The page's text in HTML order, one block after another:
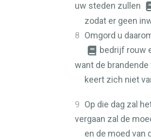
uw steden zullen
zodat er geen
8 Omgord u
bedrijf rouw
want de brandende
keert zich niet
9 Op die dag zal
vergaan zal de
en de moed van